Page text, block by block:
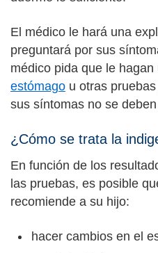
El médico le hará una
preguntará por sus
médico pida que le hagan
estómago u otras
sus síntomas no se
¿Cómo se trata la
En función de los
las pruebas, es posible
recomiende a su hijo:
hacer cambios en el